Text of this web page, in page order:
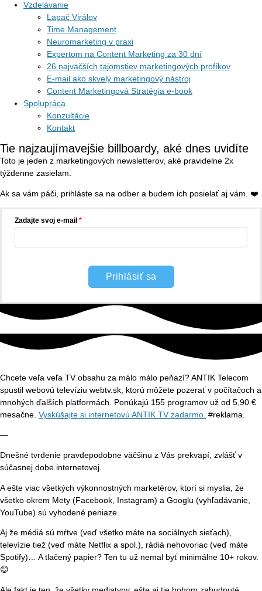
Vzdelávanie
Lapač Virálov
Time Management
Neuromarketing v praxi
Expertom na Content Marketing za 30 dní
26 najväčších tajomstiev marketingových profíkov
E-mail ako skvelý marketingový nástroj
Content Marketingová Stratégia e-book
Spolupráca
Konzultácie
Kontakt
Tie najzaujímavejšie billboardy, aké dnes uvidíte
Toto je jeden z marketingových newsletterov, aké pravidelne 2x
týždenne zasielam.
Ak sa vám páči, prihláste sa na odber a budem ich posielať aj vám. ❤️
Zadajte svoj e-mail
Prihlásiť sa
Chcete veľa veľa TV obsahu za málo málo peňazí? ANTIK Telecom
spustil webovú televíziu webtv.sk, ktorú môžete pozerať v počítačoch a
mnohých ďalších platformách. Ponúkajú 155 programov už od 5,90 €
mesačne. Vyskúšajte si internetovú ANTIK TV zadarmo. #reklama.
—
Dnešné tvrdenie pravdepodobne väčšinu z Vás prekvapí, zvlášť v
súčasnej dobe internetovej.
A ešte viac všetkých výkonnostných marketérov, ktorí si myslia, že
všetko okrem Mety (Facebook, Instagram) a Googlu (vyhľadávanie,
YouTube) sú vyhodené peniaze.
Aj že médiá sú mŕtve (veď všetko máte na sociálnych sieťach),
televízie tiež (veď máte Netflix a spol.), rádiá nehovoriac (veď máte
Spotify)… A tlačený papier? Ten tu už nemal byť minimálne 10+ rokov.
😊